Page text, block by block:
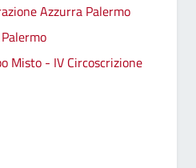
Azzurra Palermo
Misto - IV Circoscrizione